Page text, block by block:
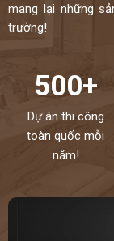
mang lại những
trường!
500+
Dự án thi công
toàn quốc mỗi
năm!